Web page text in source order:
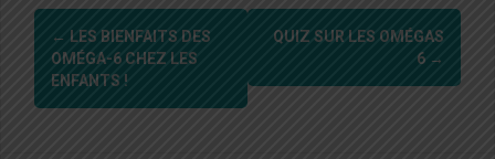
Navigation
d'article
← LES BIENFAITS DES
OMÉGA-6 CHEZ LES
ENFANTS !
QUIZ SUR LES OMÉGAS
6 →